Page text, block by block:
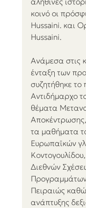
κοινό οι
Ηussaini. και
Ηussaini.
Ανάμεσα στις
ένταξη των
συζητήθηκε
Αντιδήμαρχο
θέματα
τα μαθήματα
Ευρωπαϊκών
Διεθνών
Προγραμμάτων
Πειραιώς
ανάπτυξης